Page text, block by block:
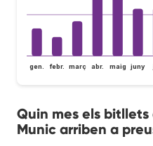
gen. febr. març abr. maig juny
Quin mes els
Munic arriben a